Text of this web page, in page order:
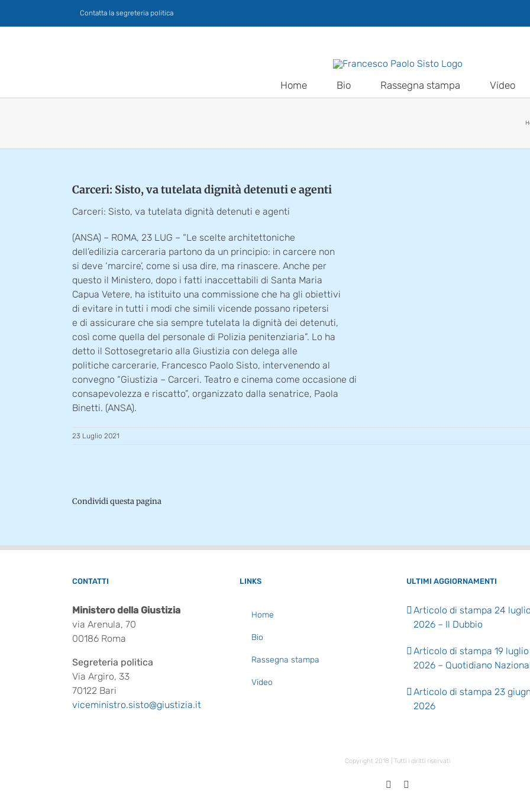
Contatta la segreteria politica
Home Bio Rassegna stampa Video
Carceri: Sisto, va tutelata dignità detenuti e agenti
Carceri: Sisto, va tutelata dignità detenuti e agenti
(ANSA) – ROMA, 23 LUG – “Le scelte architettoniche
dell’edilizia carceraria partono da un principio: in carcere non
si deve ‘marcire’, come si usa dire, ma rinascere. Anche per
questo il Ministero, dopo i fatti inaccettabili di Santa Maria
Capua Vetere, ha istituito una commissione che ha gli obiettivi
di evitare in tutti i modi che simili vicende possano ripetersi
e di assicurare che sia sempre tutelata la dignità dei detenuti,
così come quella del personale di Polizia penitenziaria”. Lo ha
detto il Sottosegretario alla Giustizia con delega alle
politiche carcerarie, Francesco Paolo Sisto, intervenendo al
convegno “Giustizia – Carceri. Teatro e cinema come occasione di
consapevolezza e riscatto”, organizzato dalla senatrice, Paola
Binetti. (ANSA).
23 Luglio 2021
Condividi questa pagina
CONTATTI
Ministero della Giustizia
via Arenula, 70
00186 Roma
Segreteria politica
Via Argiro, 33
70122 Bari
viceministro.sisto@giustizia.it
LINKS
Home
Bio
Rassegna stampa
Video
ULTIMI AGGIORNAMENTI
Articolo di stampa 24 luglio
2026 – Il Dubbio
Articolo di stampa 19 luglio
2026 – Quotidiano
Articolo di stampa 23
2026
Copyright 2018 | Tutti i diritti riservati